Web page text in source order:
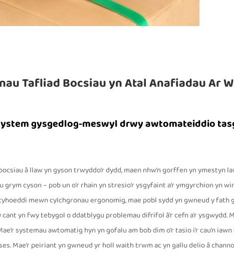
Tafliad Bocsiau yn Atal Anafiadau Ar
gysgedlog-meswyl drwy awtomateiddio
â llaw yn gyson trwyddo’r dydd, maen nhw’n gorffen yn ymestyn
cyson – pob un o’r rhain yn stresio’r ysgyfaint a’r ymgyrchion yn
mewn cylchgronau ergonomig, mae pobl sydd yn gwneud y fath
yn fwy tebygol o ddatblygu problemau difrifol â’r cefn a’r ysgwydd.
systemau awtomatig hyn yn gofalu am bob dim o’r tasio i’r cau’n
Mae’r peiriant yn gwneud yr holl waith trwm ac yn gallu delio â